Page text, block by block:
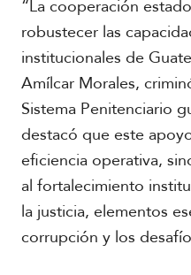
l
A
a
d
m
i
a
V
d
e
o
s
“La cooperación
robustecer las
institucionales de
Amílcar Morales,
Sistema Penitenciario
destacó que este
eficiencia operativa,
al fortalecimiento
la justicia, elementos
corrupción y los